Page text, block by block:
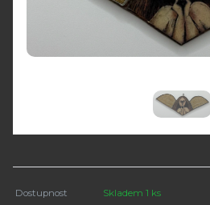
Dostupnost Skladem 1 ks